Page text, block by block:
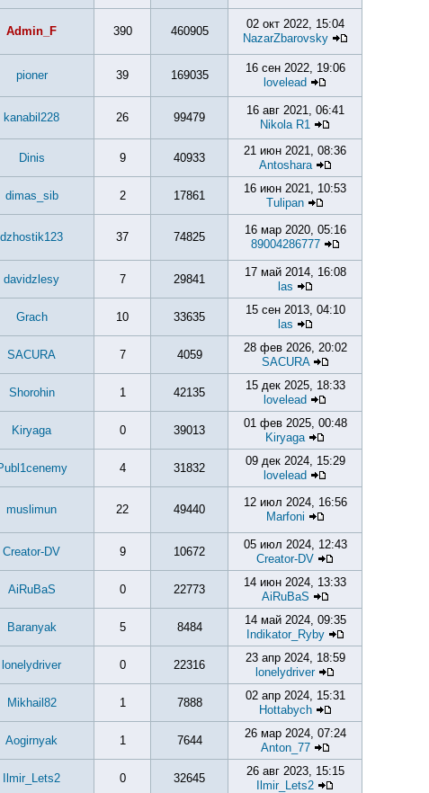
Admin_F 390 460905
02 окт 2022, 15:04
NazarZbarovsky
pioner 39 169035
16 сен 2022, 19:06
lovelead
kanabil228 26 99479
16 авг 2021, 06:41
Nikola R1
Dinis 9 40933
21 июн 2021, 08:36
Antoshara
dimas_sib 2 17861
16 июн 2021, 10:53
Tulipan
dzhostik123 37 74825
16 мар 2020, 05:16
89004286777
davidzlesy 7 29841
17 май 2014, 16:08
las
Grach 10 33635
15 сен 2013, 04:10
las
SACURA 7 4059
28 фев 2026, 20:02
SACURA
Shorohin 1 42135
15 дек 2025, 18:33
lovelead
Kiryaga 0 39013
01 фев 2025, 00:48
Kiryaga
4 31832
09 дек 2024, 15:29
lovelead
muslimun 22 49440
12 июл 2024, 16:56
Marfoni
Creator-DV 9 10672
05 июл 2024, 12:43
Creator-DV
AiRuBaS 0 22773
14 июн 2024, 13:33
AiRuBaS
Baranyak 5 8484
14 май 2024, 09:35
Indikator_Ryby
lonelydriver 0 22316
23 апр 2024, 18:59
lonelydriver
Mikhail82 1 7888
02 апр 2024, 15:31
Hottabych
Aogirnyak 1 7644
26 мар 2024, 07:24
Anton_77
Ilmir_Lets2 0 32645
26 авг 2023, 15:15
Ilmir_Lets2